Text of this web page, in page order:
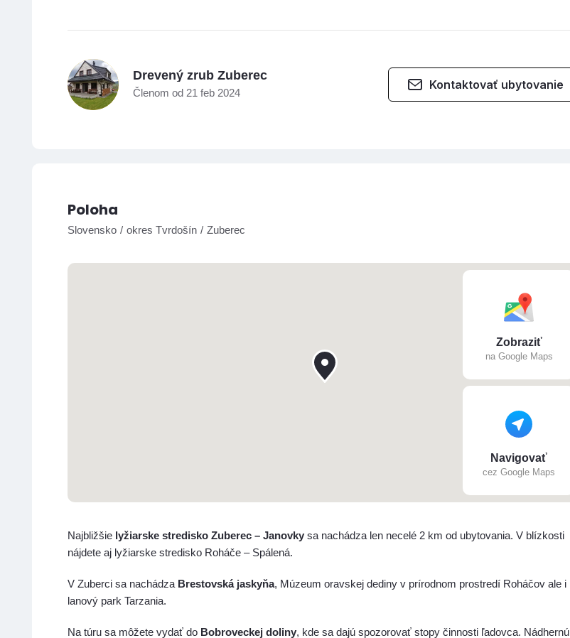
D Drevený zrub Zuberec
Členom od 21 feb 2024
Kontaktovať ubytovanie
Poloha
Slovensko okres Tvrdošín Zuberec
Zobraziť
na Google Maps
Navigovať
cez Google Maps
Najbližšie lyžiarske stredisko Zuberec – Janovky sa nachádza len necelé 2 km od ubytovania. V blízkosti
nájdete aj lyžiarske stredisko Roháče – Spálená.
V Zuberci sa nachádza Brestovská jaskyňa, Múzeum oravskej dediny v prírodnom prostredí Roháčov ale i
lanový park Tarzania.
Na túru sa môžete vydať do Bobroveckej doliny, kde sa dajú spozorovať stopy činnosti ľadovca. Nádhernú